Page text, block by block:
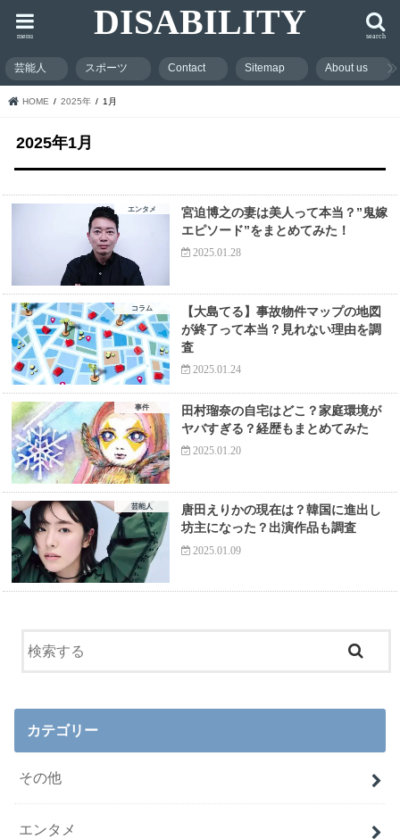
DISABILITY search
menu
芸能人 スポーツ Contact Sitemap About us
HOME 2025年 1月
2025年1月
エンタメ
宮迫博之の妻は美人って本当？”鬼嫁
エピソード”をまとめてみた！
2025.01.28
コラム
【大島てる】事故物件マップの地図
が終了って本当？見れない理由を調
査
2025.01.24
事件
田村瑠奈の自宅はどこ？家庭環境が
ヤバすぎる？経歴もまとめてみた
2025.01.20
芸能人
唐田えりかの現在は？韓国に進出し
坊主になった？出演作品も調査
2025.01.09
カテゴリー
その他
エンタメ